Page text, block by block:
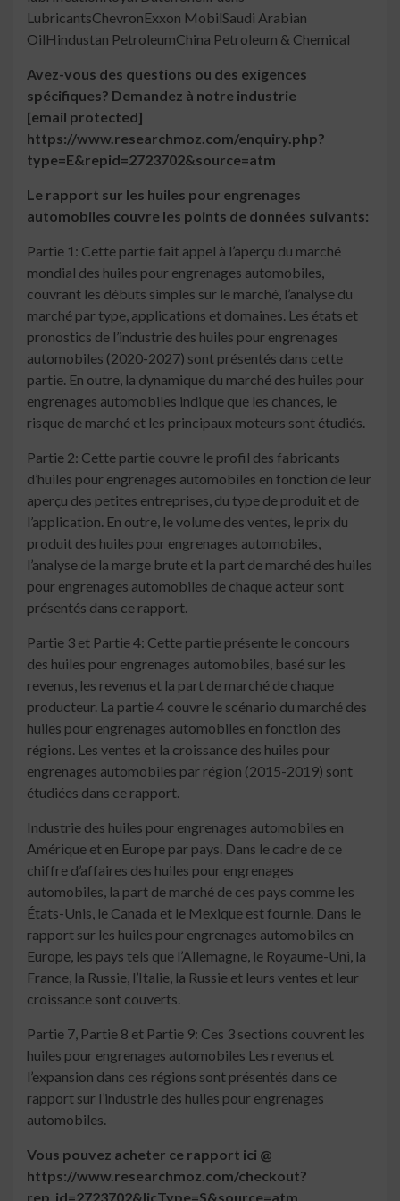
LubricantsChevronExxon MobilSaudi Arabian
OilHindustan PetroleumChina Petroleum & Chemical
Avez-vous des questions ou des exigences
spécifiques? Demandez à notre industrie
[email protected]
https://www.researchmoz.com/enquiry.php?
type=E&repid=2723702&source=atm
Le rapport sur les huiles pour engrenages
automobiles couvre les points de données suivants:
Partie 1: Cette partie fait appel à l’aperçu du marché
mondial des huiles pour engrenages automobiles,
couvrant les débuts simples sur le marché, l’analyse du
marché par type, applications et domaines. Les états et
pronostics de l’industrie des huiles pour engrenages
automobiles (2020-2027) sont présentés dans cette
partie. En outre, la dynamique du marché des huiles pour
engrenages automobiles indique que les chances, le
risque de marché et les principaux moteurs sont étudiés.
Partie 2: Cette partie couvre le profil des fabricants
d’huiles pour engrenages automobiles en fonction de leur
aperçu des petites entreprises, du type de produit et de
l’application. En outre, le volume des ventes, le prix du
produit des huiles pour engrenages automobiles,
l’analyse de la marge brute et la part de marché des huiles
pour engrenages automobiles de chaque acteur sont
présentés dans ce rapport.
Partie 3 et Partie 4: Cette partie présente le concours
des huiles pour engrenages automobiles, basé sur les
revenus, les revenus et la part de marché de chaque
producteur. La partie 4 couvre le scénario du marché des
huiles pour engrenages automobiles en fonction des
régions. Les ventes et la croissance des huiles pour
engrenages automobiles par région (2015-2019) sont
étudiées dans ce rapport.
Industrie des huiles pour engrenages automobiles en
Amérique et en Europe par pays. Dans le cadre de ce
chiffre d’affaires des huiles pour engrenages
automobiles, la part de marché de ces pays comme les
États-Unis, le Canada et le Mexique est fournie. Dans le
rapport sur les huiles pour engrenages automobiles en
Europe, les pays tels que l’Allemagne, le Royaume-Uni, la
France, la Russie, l’Italie, la Russie et leurs ventes et leur
croissance sont couverts.
Partie 7, Partie 8 et Partie 9: Ces 3 sections couvrent les
huiles pour engrenages automobiles Les revenus et
l’expansion dans ces régions sont présentés dans ce
rapport sur l’industrie des huiles pour engrenages
automobiles.
Vous pouvez acheter ce rapport ici @
https://www.researchmoz.com/checkout?
rep_id=2723702&licType=S&source=atm